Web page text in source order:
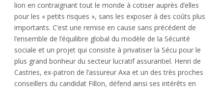
lion en contraignant tout le monde à cotiser auprès d’elles
pour les « petits risques », sans les exposer à des coûts plus
importants. C’est une remise en cause sans précédent de
l’ensemble de l’équilibre global du modèle de la Sécurité
sociale et un projet qui consiste à privatiser la Sécu pour le
plus grand bonheur du secteur lucratif assurantiel. Henri de
Castries, ex-patron de l’assureur Axa et un des très proches
conseillers du candidat Fillon, défend ainsi ses intérêts en